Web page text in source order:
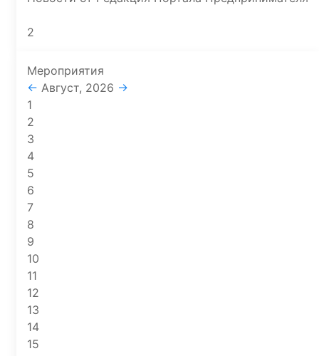
2
Мероприятия
← Август, 2026 →
1
2
3
4
5
6
7
8
9
10
11
12
13
14
15